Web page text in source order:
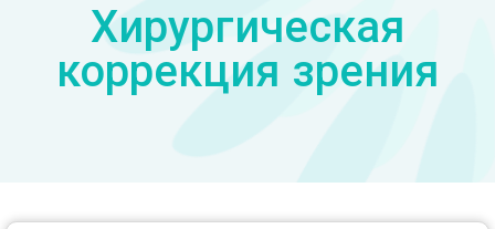
Хирургическая
коррекция зрения